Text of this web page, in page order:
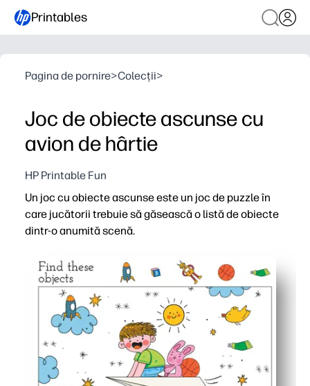
Printables
Pagina de pornire>Colecții>
Joc de obiecte ascunse cu
avion de hârtie
HP Printable Fun
Un joc cu obiecte ascunse este un joc de puzzle în
care jucătorii trebuie să găsească o listă de obiecte
dintr-o anumită scenă.